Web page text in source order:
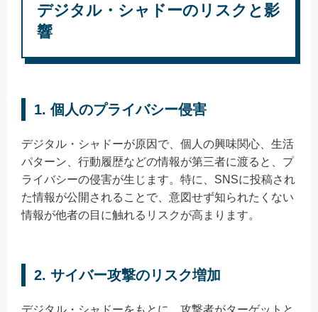
デジタル・シャドーのリスクと影
響
1. 個人のプライバシー侵害
デジタル・シャドーが原因で、個人の興味関心、生活
パターン、行動履歴などの情報が第三者に渡ると、プ
ライバシーの侵害が生じます。特に、SNSに投稿され
た情報が公開されることで、意図せず知られたくない
情報が他者の目に触れるリスクが高まります。
2. サイバー攻撃のリスク増加
デジタル・シャドーをもとに、攻撃者がターゲットと